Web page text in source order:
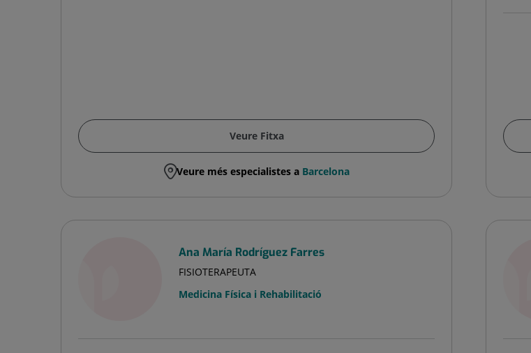
Veure Fitxa
Veure més especialistes a Barcelona
Ana María Rodríguez Farres
FISIOTERAPEUTA
Medicina Física i Rehabilitació